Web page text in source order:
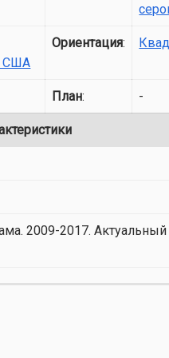
США
Ориентация:
План: -
2009-2017. Актуальный